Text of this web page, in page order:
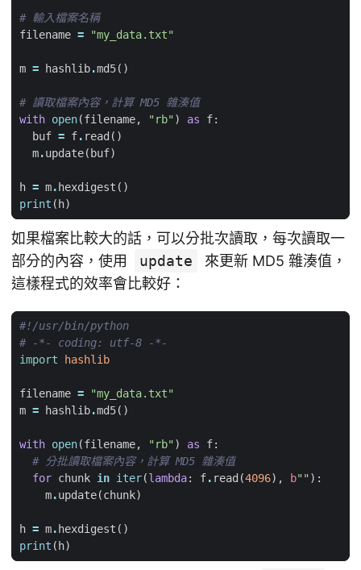
# 輸入檔案名稱
filename = "my_data.txt"
m = hashlib.md5()
# 讀取檔案內容，計算 MD5 雜湊值
with open(filename, "rb") as f:
buf = f. read ()
m.update( buf)
h = m. hexdigest ()
print ( h)
如果檔案比較大的話，可以分批次讀取，每次讀取一
部分的內容，使用
update
來更新 MD5 雜湊值，
這樣程式的效率會比較好：
#!/usr/bin/python
# -*- coding: utf-8 -*-
import
hashlib
filename =
"my_data.txt"
m = hashlib.md5()
with open(filename, "rb") as f:
# 分批讀取檔案內容，計算 MD5 雜湊值
for chunk in iter(lambda: f. read (4096), b""):
m.update(chunk)
h = m. hexdigest ()
print ( h)